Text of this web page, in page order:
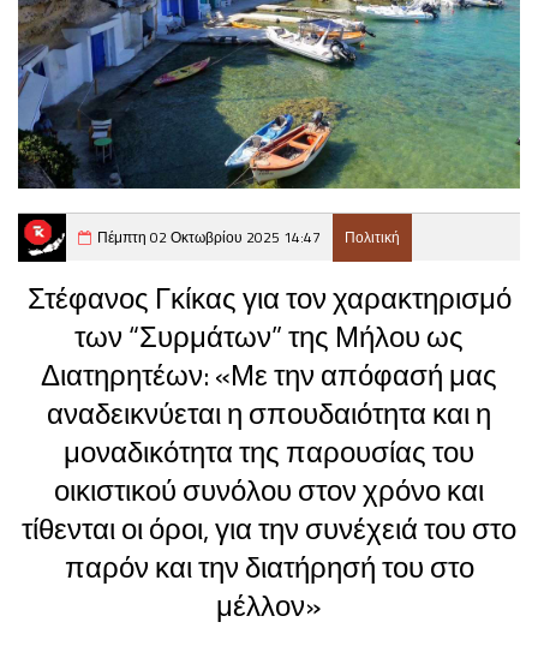
Πέμπτη 02 Οκτωβρίου 2025 14:47 Πολιτική
Στέφανος Γκίκας για τον χαρακτηρισμό
των “Συρμάτων” της Μήλου ως
Διατηρητέων: «Με την απόφασή μας
αναδεικνύεται η σπουδαιότητα και η
μοναδικότητα της παρουσίας του
οικιστικού συνόλου στον χρόνο και
τίθενται οι όροι, για την συνέχειά του στο
παρόν και την διατήρησή του στο
μέλλον»